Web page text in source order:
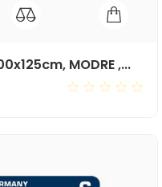
MODRE ,...